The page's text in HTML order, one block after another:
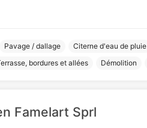
Pavage / dallage Citerne d'eau de pluie
bordures et allées Démolition
Famelart Sprl